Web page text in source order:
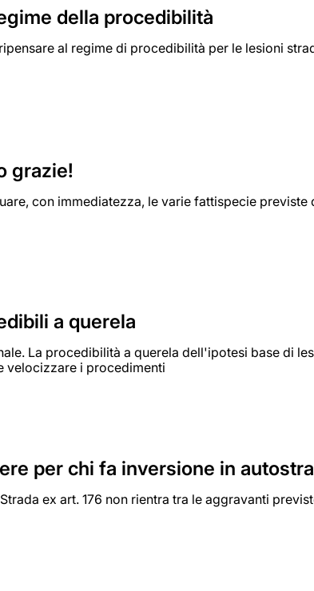
della procedibilità
al regime di procedibilità per le lesioni
grazie!
con immediatezza, le varie fattispecie previste
a querela
La procedibilità a querela dell'ipotesi base di
velocizzare i procedimenti
per chi fa inversione in
ex art. 176 non rientra tra le aggravanti